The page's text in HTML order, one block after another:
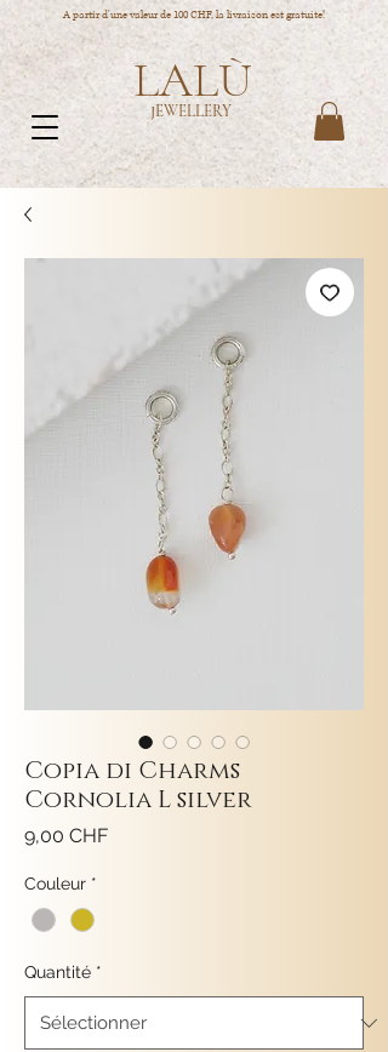
A partir d'une valeur de 100 CHF, la livraison est gratuite!
LALÙ
JEWELLERY
Copia di Charms
Cornolia L silver
9,00 CHFPrix
Couleur *
Quantité *